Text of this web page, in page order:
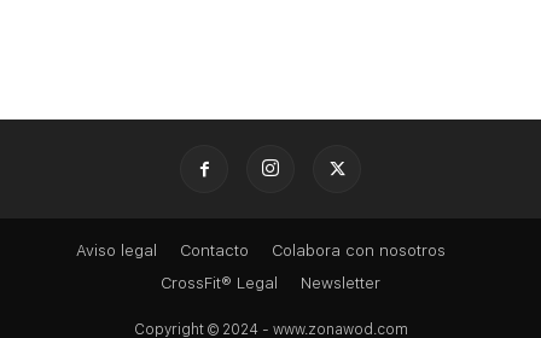
Aviso legal Contacto
Colabora con nosotros
CrossFit® Legal
Newsletter
Copyright © 2024 - www.zonawod.com